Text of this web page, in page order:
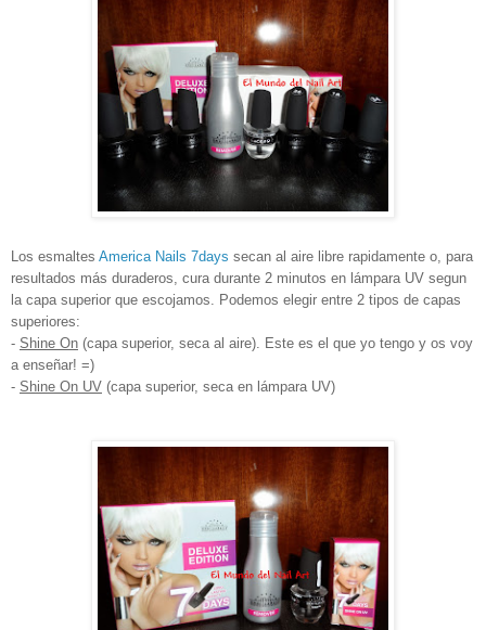
Los esmaltes America Nails 7days secan al aire libre rapidamente o, para
resultados más duraderos, cura durante 2 minutos en lámpara UV segun
la capa superior que escojamos. Podemos elegir entre 2 tipos de capas
superiores:
- Shine On (capa superior, seca al aire). Este es el que yo tengo y os voy
a enseñar! =)
- Shine On UV (capa superior, seca en lámpara UV)